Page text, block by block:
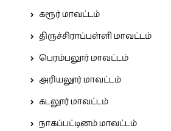
கரூர் மாவட்டம்
திருச்சிராப்பள்ளி மாவட்டம்
பெரம்பலூர் மாவட்டம்
அரியலூர் மாவட்டம்
கடலூர் மாவட்டம்
நாகப்பட்டினம் மாவட்டம்